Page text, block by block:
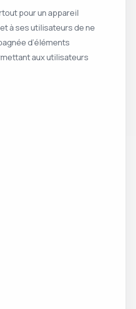
pour un appareil
à ses utilisateurs de ne
d’éléments
aux utilisateurs